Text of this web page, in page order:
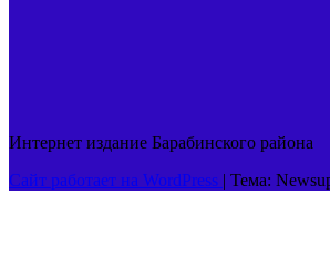
Интернет издание Барабинского района
Сайт работает на WordPress | Тема: